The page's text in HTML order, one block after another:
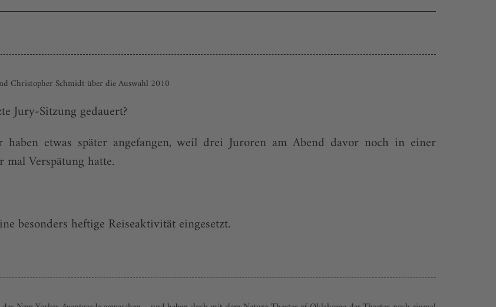
Christopher Schmidt über die Auswahl 2010
Jury-Sitzung gedauert?
etwas später angefangen, weil drei Juroren am Abend davor noch in einer
Verspätung hatte.
besonders heftige Reiseaktivität eingesetzt.